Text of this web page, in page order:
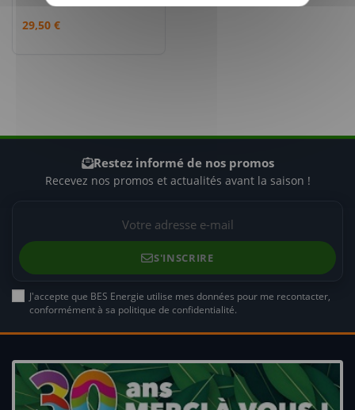
29,50 €
Restez informé de nos promos
Recevez nos promos et actualités avant la saison !
J'accepte que BES Energie utilise mes données pour me recontacter,
conformément à sa politique de confidentialité.